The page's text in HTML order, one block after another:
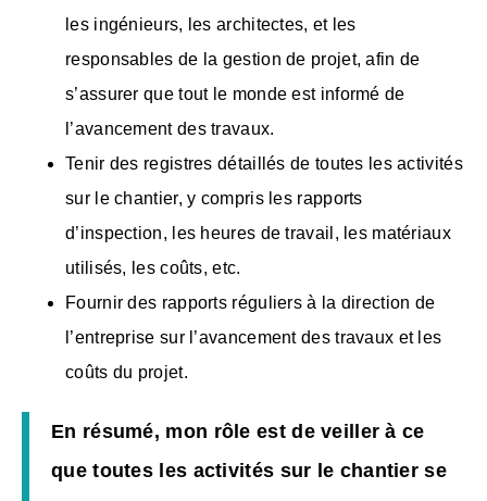
les ingénieurs, les architectes, et les
responsables de la gestion de projet, afin de
s’assurer que tout le monde est informé de
l’avancement des travaux.
Tenir des registres détaillés de toutes les activités
sur le chantier, y compris les rapports
d’inspection, les heures de travail, les matériaux
utilisés, les coûts, etc.
Fournir des rapports réguliers à la direction de
l’entreprise sur l’avancement des travaux et les
coûts du projet.
En résumé, mon rôle est de veiller à ce
que toutes les activités sur le chantier se